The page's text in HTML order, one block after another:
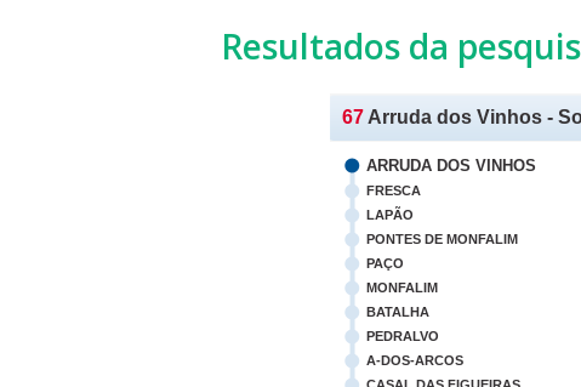
Resultados da
67 Arruda dos Vinhos -
ARRUDA DOS VINHOS
FRESCA
LAPÃO
PONTES DE MONFALIM
PAÇO
MONFALIM
BATALHA
PEDRALVO
A-DOS-ARCOS